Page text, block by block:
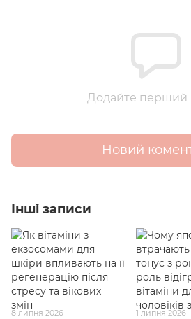
Додайте перший
Новий
Інші записи
8 липня 2026 1 липня 2026